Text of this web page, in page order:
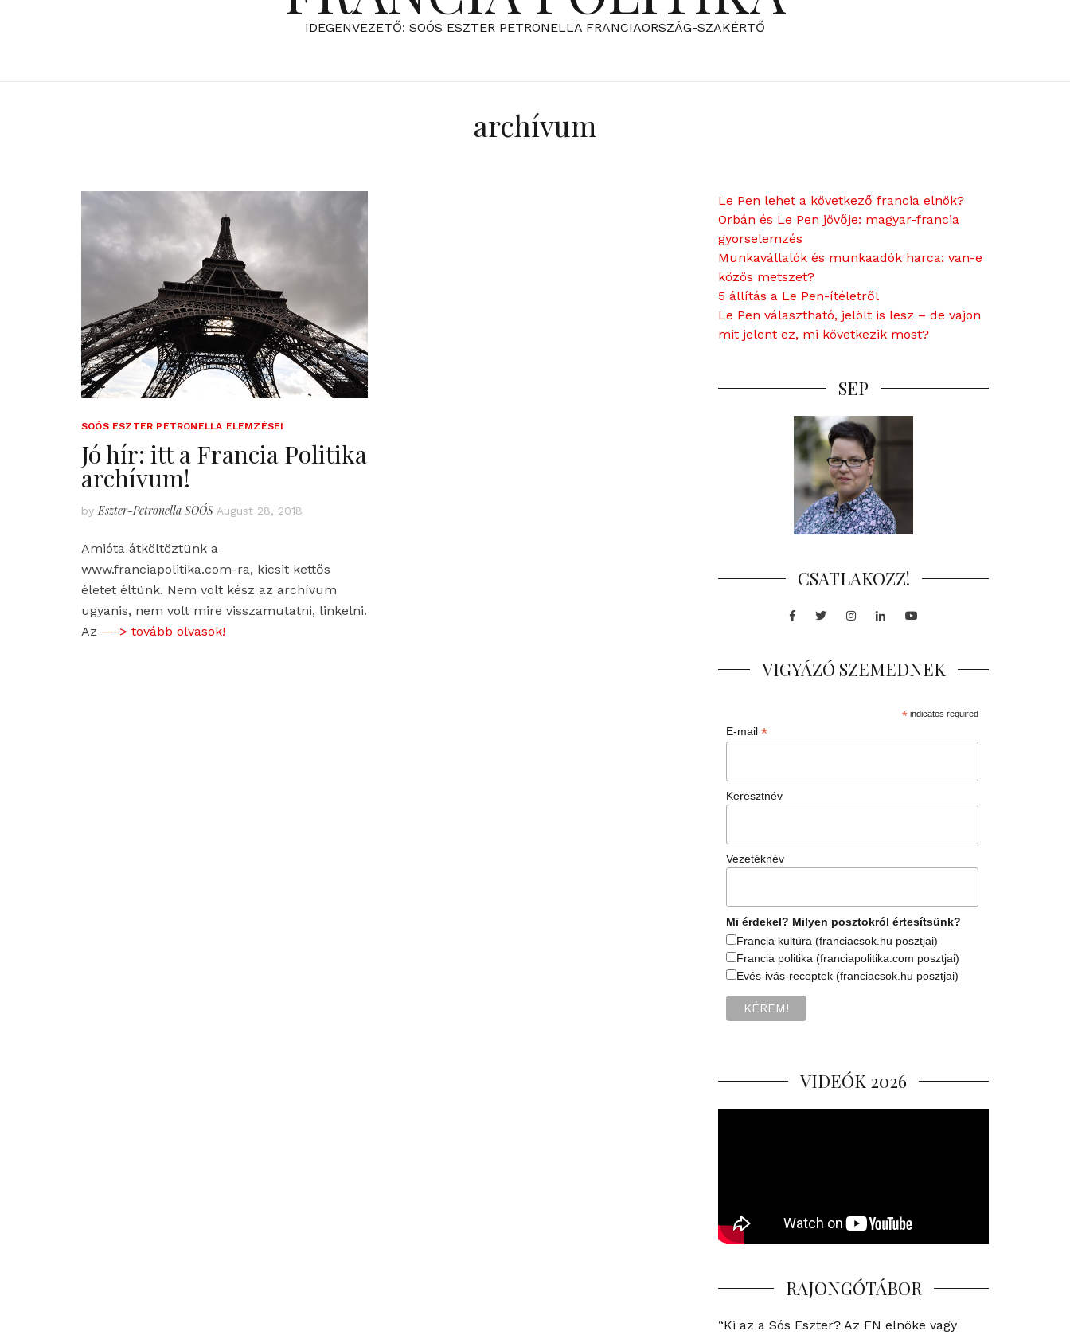
IDEGENVEZETŐ: SOÓS ESZTER PETRONELLA FRANCIAORSZÁG-SZAKÉRTŐ
archívum
SOÓS ESZTER PETRONELLA ELEMZÉSEI
Jó hír: itt a Francia Politika
archívum!
by Eszter-Petronella SOÓS August 28, 2018
Amióta átköltöztünk a
www.franciapolitika.com-ra, kicsit kettős
életet éltünk. Nem volt kész az archívum
ugyanis, nem volt mire visszamutatni, linkelni.
Az —-> tovább olvasok!
Le Pen lehet a következő francia elnök?
Orbán és Le Pen jövője: magyar-francia
gyorselemzés
Munkavállalók és munkaadók harca: van-e
közös metszet?
5 állítás a Le Pen-ítéletről
Le Pen választható, jelölt is lesz – de vajon
mit jelent ez, mi következik most?
SEP
CSATLAKOZZ!
Facebook
TwitterInstagram
LinkedInYoutube
VIGYÁZÓ SZEMEDNEK
*indicates required
E-mail*
Keresztnév
Vezetéknév
Mi érdekel? Milyen posztokról értesítsünk?
Francia kultúra (franciacsok.hu posztjai)
Francia politika (franciapolitika.com posztjai)
Evés-ivás-receptek (franciacsok.hu posztjai)
VIDEÓK 2026
RAJONGÓTÁBOR
“Ki az a Sós Eszter? Az FN elnöke vagy